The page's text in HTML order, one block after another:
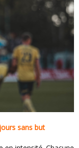
sans but